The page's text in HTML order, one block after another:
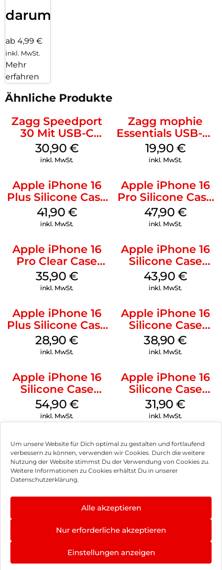
Um unsere Website für Dich optimal zu gestalten und fortlaufend
verbessern zu können, verwenden wir Cookies. Durch die weitere
Nutzung der Website stimmst Du der Verwendung von Cookies zu.
Weitere Informationen zu Cookies erhältst Du in unserer
Datenschutzerklärung.
Alle akzeptieren
Nur erforderliche akzeptieren
Einstellungen anzeigen
darum!
ab 4,99 €
inkl. MwSt.
Mehr
erfahren
Ähnliche Produkte
Zagg Speedport
30 Mit USB-C
Kabel Weiß
30,90 €
inkl. MwSt.
Zagg mophie
Essentials USB-C-
20W Charger PD
Weiß
19,90 €
inkl. MwSt.
Apple iPhone 16
Plus Silicone Case
MagSafe Stone
Gray
41,90 €
inkl. MwSt.
Apple iPhone 16
Pro Silicone Case
MagSafe Denim
47,90 €
inkl. MwSt.
Apple iPhone 16
Pro Clear Case
MagSafe
Transparent
35,90 €
inkl. MwSt.
Apple iPhone 16
Silicone Case
MagSafe Plum
43,90 €
inkl. MwSt.
Apple iPhone 16
Plus Silicone Case
MagSafe Black
28,90€
inkl. MwSt.
Apple iPhone 16
Silicone Case
MagSafe
Ultramarine
38,90€
inkl. MwSt.
Apple iPhone 16
Silicone Case
MagSafe Lake
Green
54,90 €
inkl. MwSt.
Apple iPhone 16
Silicone Case
MagSafe Fuchsia
31,90€
inkl. MwSt.
Impressum
Hinweis zur Batterieentsorgung
Newsletter